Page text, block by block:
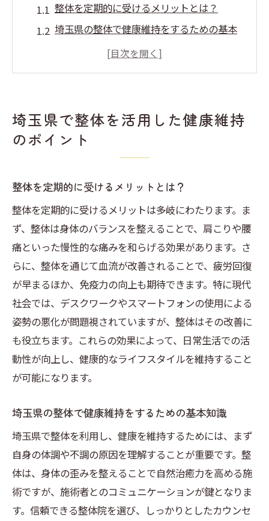
整体を定期的に受けるメリットとは？
埼玉県の整体で健康維持をするための基本
埼玉県内で整体の施術を受ける際の注意点
整体を通じた健康維持のための計画立案方
法
整体を取り入れることで得られる心身の安
定
肩こりや腰痛を緩和する整体の具体的な方
法
整体によるメンタルヘルスへのポジティブ
な影響
整体を活用したストレスマネジメント
埼玉県での整体施術の効果を最大化する方
埼玉県における整体の選び方とその効果的な活
用法
自分に合った整体師を見つけるポイント
整体院の選び方と訪問時に確認すべきこと
整体の効果を引き出すコミュニケーション
術
埼玉県で整体を活用した健康維持
のポイント
整体を定期的に受けるメリットとは？
整体を定期的に受けるメリットは多岐にわたります。ま
ず、整体は身体のバランスを整えることで、肩こりや腰
痛といった慢性的な痛みを和らげる効果があります。さ
らに、整体を通じて血流が改善されることで、疲労回復
が早まるほか、免疫力の向上も期待できます。特に現代
社会では、デスクワークやスマートフォンの使用による
姿勢の悪化が問題視されていますが、整体はその改善に
も役立ちます。これらの効果によって、日常生活での活
動性が向上し、健康的なライフスタイルを維持すること
が可能になります。
埼玉県の整体で健康維持をするための基本知識
埼玉県で整体を利用し、健康を維持するためには、まず
自身の体調や不調の原因を理解することが重要です。整
体は、身体の歪みを整えることで自然治癒力を高める施
術ですが、施術者とのコミュニケーションが鍵となりま
す。信頼できる整体院を選び、しっかりとしたカウンセ